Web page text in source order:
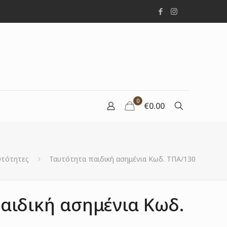
0 €0.00
Ταυτότητα παιδική ασημένια Κωδ. ΤΠΑ/130
ασημένια Κωδ.